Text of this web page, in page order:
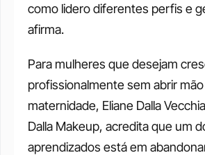
como lidero diferentes perfis e
afirma.
Para mulheres que desejam
profissionalmente sem abrir
maternidade, Eliane Dalla
Dalla Makeup, acredita que um
aprendizados está em